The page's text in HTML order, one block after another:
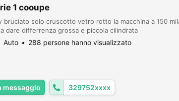
1 cooupe
bruciato solo cruscotto vetro rotto la macchina a 150
dare differrenza grossa e piccola cilindrata
Auto 288 persone hanno visualizzato
messaggio 329752xxxx